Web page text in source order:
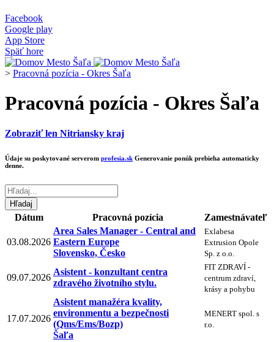
Facebook
Google play
App Store
Späť hore
> Pracovná pozícia - Okres Šaľa
Pracovná pozícia - Okres Šaľa
Zobraziť len Nitriansky kraj
Údaje su poskytované serverom profesia.sk Generovanie ponúk prebieha automaticky
denne.
Dátum Pracovná pozícia Zamestnávateľ
03.08.2026
Area Sales Manager - Central and
Eastern Europe
Slovensko, Česko
Exlabesa
Extrusion Opole
Sp. z o.o.
09.07.2026
Asistent - konzultant centra
zdravého životního stylu.
FIT ZDRAVÍ -
centrum zdraví,
krásy a pohybu
17.07.2026
Asistent manažéra kvality,
environmentu a bezpečnosti
(Qms/Ems/Bozp)
Šaľa
MENERT spol. s
r.o.